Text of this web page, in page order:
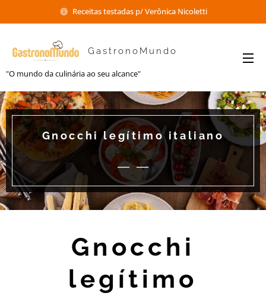
Receitas testadas p/ Verônica Nicoletti
GastronoMundo
"O mundo da culinária ao seu alcance"
Gnocchi legítimo italiano
Gnocchi
legítimo